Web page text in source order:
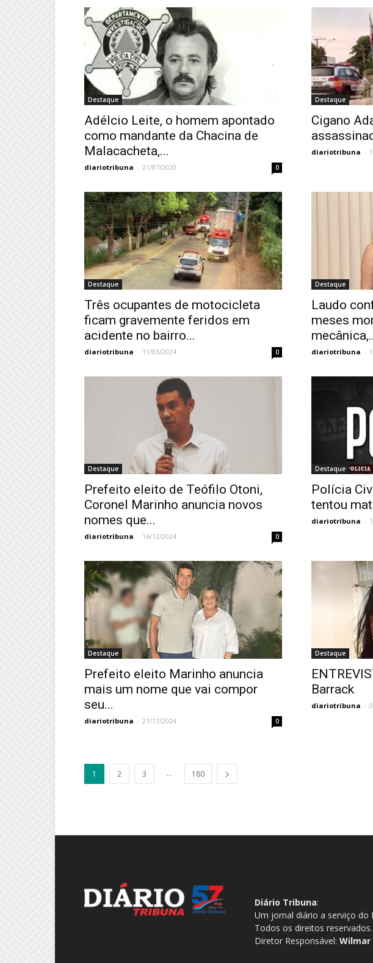
Destaque
Adélcio Leite, o homem apontado
como mandante da Chacina de
Malacacheta,...
diariotribuna - 21/07/2020 0
Destaque
Cigano
diariotribuna -
Destaque
Três ocupantes de motocicleta
ficam gravemente feridos em
acidente no bairro...
diariotribuna - 11/03/2024 0
Destaque
Laudo
meses
diariotribuna -
Destaque
Prefeito eleito de Teófilo Otoni,
Coronel Marinho anuncia novos
nomes que...
diariotribuna - 16/12/2024 0
Destaque
Polícia
tentou
diariotribuna -
Destaque
Prefeito eleito Marinho anuncia
mais um nome que vai compor
seu...
diariotribuna - 21/11/2024 0
Destaque
Barrack
diariotribuna -
1 2 3 ... 180
Diário Tribuna:
Um jornal diário a serviço do
Todos os direitos reservados.
Diretor Responsável: Wilmar